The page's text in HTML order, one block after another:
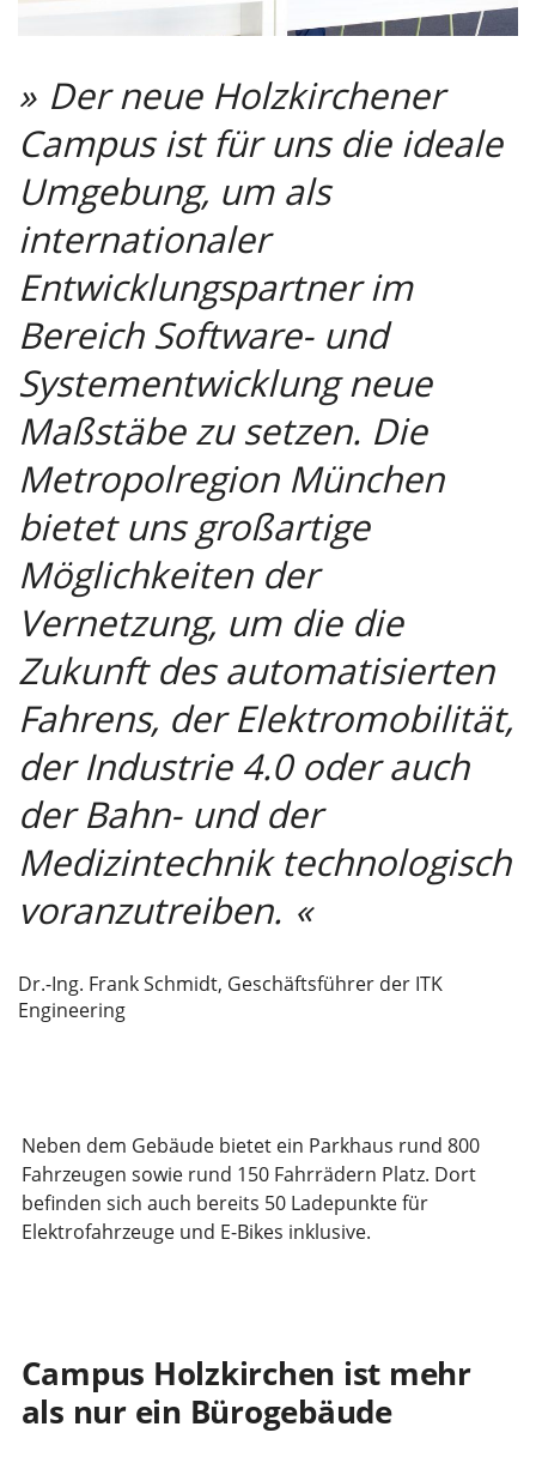
Der neue Holzkirchener
Campus ist für uns die ideale
Umgebung, um als
internationaler
Entwicklungspartner im
Bereich Software- und
Systementwicklung neue
Maßstäbe zu setzen. Die
Metropolregion München
bietet uns großartige
Möglichkeiten der
Vernetzung, um die die
Zukunft des automatisierten
Fahrens, der Elektromobilität,
der Industrie 4.0 oder auch
der Bahn- und der
Medizintechnik technologisch
voranzutreiben.
Dr.-Ing. Frank Schmidt, Geschäftsführer der ITK
Engineering
Neben dem Gebäude bietet ein Parkhaus rund 800
Fahrzeugen sowie rund 150 Fahrrädern Platz. Dort
befinden sich auch bereits 50 Ladepunkte für
Elektrofahrzeuge und E-Bikes inklusive.
Campus Holzkirchen ist mehr
als nur ein Bürogebäude